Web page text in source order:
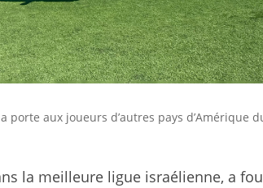
porte aux joueurs d’autres pays d’Amérique
la meilleure ligue israélienne, a